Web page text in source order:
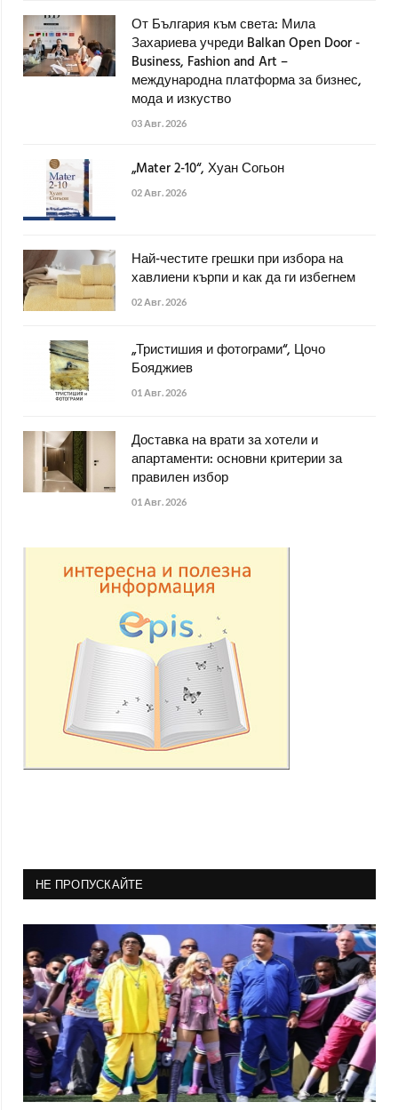
От България към света: Мила
Захариева учреди Balkan Open Door -
Business, Fashion and Art –
международна платформа за бизнес,
мода и изкуство
03 Авг. 2026
„Mater 2-10“, Хуан Согьон
02 Авг. 2026
Най-честите грешки при избора на
хавлиени кърпи и как да ги избегнем
02 Авг. 2026
„Тристишия и фотограми“, Цочо
Бояджиев
01 Авг. 2026
Доставка на врати за хотели и
апартаменти: основни критерии за
правилен избор
01 Авг. 2026
НЕ ПРОПУСКАЙТЕ